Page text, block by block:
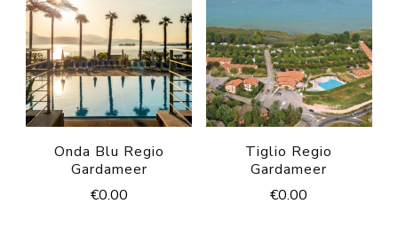
Onda Blu Regio
Gardameer
€0.00
Tiglio Regio
Gardameer
€0.00